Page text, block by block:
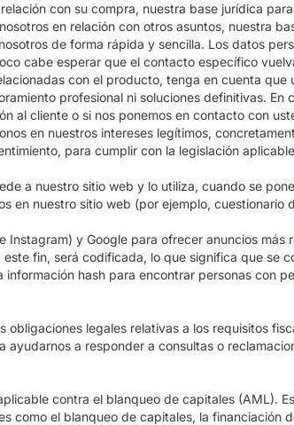
con su compra, nuestra base jurídica
en relación con otros asuntos, nuestra
de forma rápida y sencilla. Los datos
cabe esperar que el contacto específico
con el producto, tenga en cuenta
profesional ni soluciones definitivas.
al cliente o si nos ponemos en contacto con
en nuestros intereses legítimos,
para cumplir con la legislación
a nuestro sitio web y lo utiliza, cuando se
en nuestro sitio web (por ejemplo,
y Google para ofrecer anuncios
fin, será codificada, lo que significa que se
hash para encontrar personas con
legales relativas a los requisitos
a responder a consultas o
contra el blanqueo de capitales (AML).
como el blanqueo de capitales, la financiación